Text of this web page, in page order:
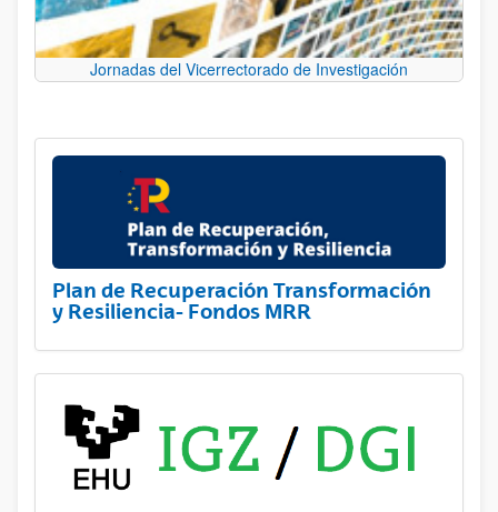
Jornadas del Vicerrectorado de Investigación
Plan de Recuperación Transformación
y Resiliencia- Fondos MRR